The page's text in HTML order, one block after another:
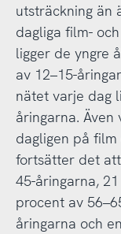
utsträckning än
dagliga film-
ligger de yngre
av 12–15-
nätet varje dag
åringarna.
dagligen på film
fortsätter det att
45-åringarna,
procent av
åringarna och